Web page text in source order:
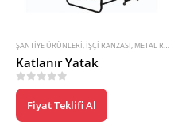
ŞANTIYE ÜRÜNLERI, İŞÇI RANZASI, METAL RANZA
Katlanır Yatak
05 üzerinden
Fiyat Teklifi Al